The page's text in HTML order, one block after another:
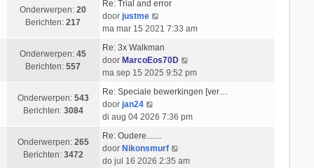
c
t
b
c
h
s
e
e
r
c
t
l
a
a
s
t
e
b
r
c
h
k
a
a
s
e
r
Onderwerpen:20
Berichten:217
Re: Trial and error
door justme
e
i
j
k
l
a
s
t
ma mar 15 2021 7:33 am
Onderwerpen:45
Berichten:557
Re: 3x Walkman
door MarcoEos70D
e
i
k
a
ma sep 15 2025 9:52 pm
Onderwerpen: 543
Berichten: 3084
Re: Speciale bewerkingen [ver…
door jan24
e
i
j
di aug 04 2026 7:36 pm
Onderwerpen: 265
Berichten: 3472
Re: Oudere.......
door Nikonsmurf
e
do jul 16 2026 2:35 am